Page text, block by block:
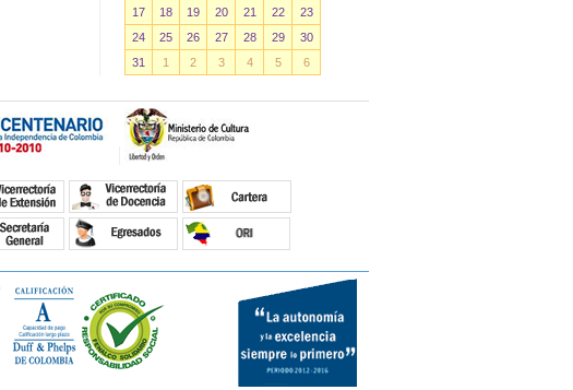
17
18 19 20 21 22
23
24
25 26 27 28 29
30
31
1 2 3 4 5 6